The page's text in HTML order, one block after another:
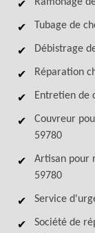
Tubage de
Débistrage
Réparation
Entretien de
Couvreur
59780
Artisan pour
59780
Service
Société de